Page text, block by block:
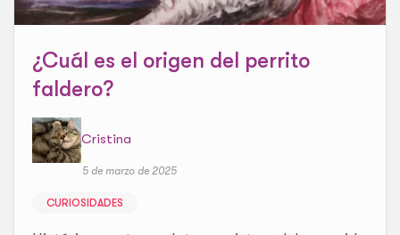
¿Cuál es el origen del perrito
faldero?
Cristina
5 de marzo de 2025
CURIOSIDADES